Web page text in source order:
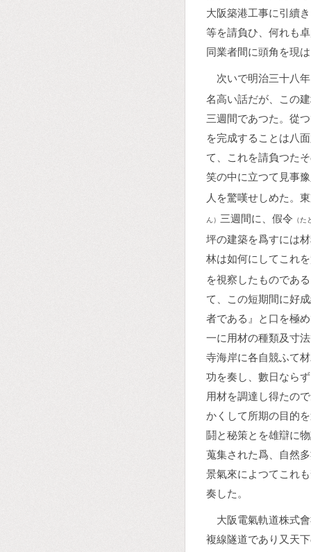
大阪築港工事に引續
等を請負ひ、何れも
同業者間に頭角を現
次いで明治三十八
名高い話だが、この
三週間であつた。從
を完成することは八
て、これを請負つた
笑の中に立つて見事
人を驚嘆せしめた。
ん） 三週間に、假令 （た
坪の建築を爲すには
林は如何にしてこれ
を視察したものであ
て、この短期間に好
者である』と口を極
一に用材の種類及寸
寺海岸に各自競ふて
功を奏し、數日なら
用材を調達し得たの
かくして所期の目的
鬪と秘策とを雄辯に
蒐集された爲、自然
景氣來によつてこれ
奏した。
大阪電氣軌道株式
複線隧道であり又天